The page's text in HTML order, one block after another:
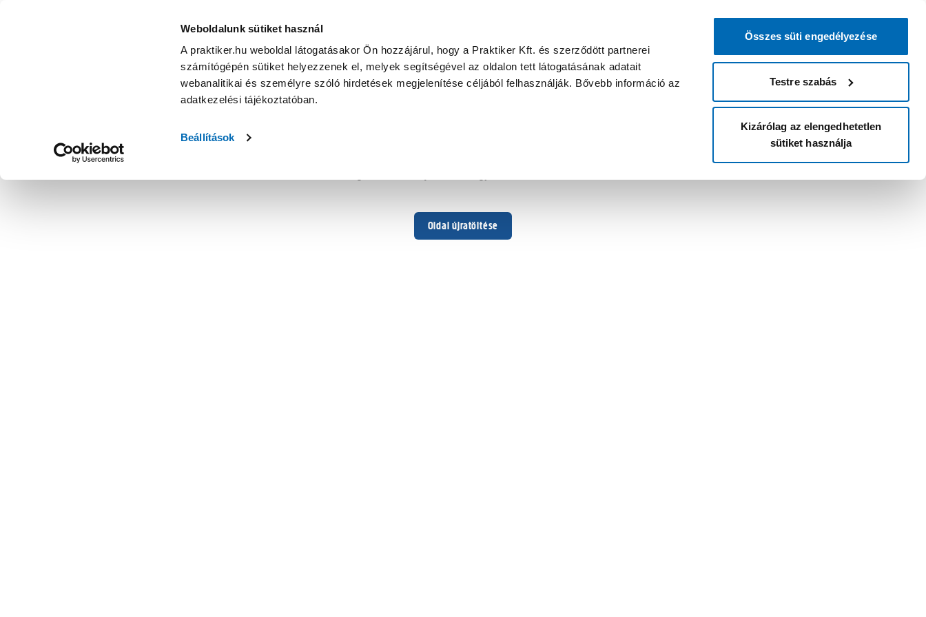
Weboldalunk sütiket használ
A praktiker.hu weboldal látogatásakor Ön hozzájárul, hogy a Praktiker Kft. és szerződött partnerei
számítógépén sütiket helyezzenek el, melyek segítségével az oldalon tett látogatásának adatait
webanalitikai és személyre szóló hirdetések megjelenítése céljából felhasználják. Bővebb információ az
adatkezelési tájékoztatóban.
Beállítások
Összes süti engedélyezése
Testre szabás
Kizárólag az elengedhetetlen
sütiket használja
Oldal újratöltése